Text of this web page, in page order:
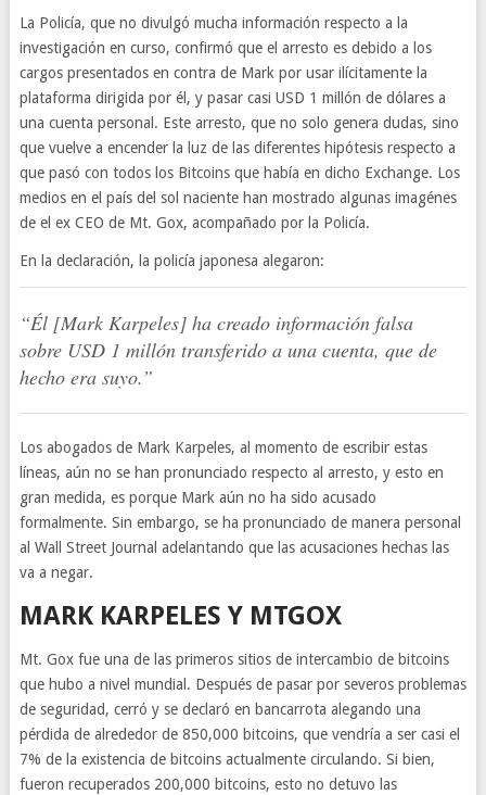
La Policía, que no divulgó mucha información respecto a la
investigación en curso, confirmó que el arresto es debido a los
cargos presentados en contra de Mark por usar ilícitamente la
plataforma dirigida por él, y pasar casi USD 1 millón de dólares a
una cuenta personal. Este arresto, que no solo genera dudas, sino
que vuelve a encender la luz de las diferentes hipótesis respecto a
que pasó con todos los Bitcoins que había en dicho Exchange. Los
medios en el país del sol naciente han mostrado algunas imagénes
de el ex CEO de Mt. Gox, acompañado por la Policía.
En la declaración, la policía japonesa alegaron:
“Él [Mark Karpeles] ha creado información falsa
sobre USD 1 millón transferido a una cuenta, que de
hecho era suyo.”
Los abogados de Mark Karpeles, al momento de escribir estas
líneas, aún no se han pronunciado respecto al arresto, y esto en
gran medida, es porque Mark aún no ha sido acusado
formalmente. Sin embargo, se ha pronunciado de manera personal
al Wall Street Journal adelantando que las acusaciones hechas las
va a negar.
MARK KARPELES Y MTGOX
Mt. Gox fue una de las primeros sitios de intercambio de bitcoins
que hubo a nivel mundial. Después de pasar por severos problemas
de seguridad, cerró y se declaró en bancarrota alegando una
pérdida de alrededor de 850,000 bitcoins, que vendría a ser casi el
7% de la existencia de bitcoins actualmente circulando. Si bien,
fueron recuperados 200,000 bitcoins, esto no detuvo las